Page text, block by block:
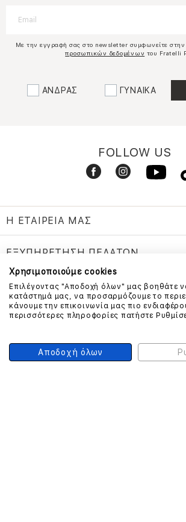
Με την εγγραφή σας στο newsletter συμφωνείτε στην
προσωπικών δεδομένων του Fratelli
ΑΝΔΡΑΣ ΓΥΝΑΙΚΑ
FOLLOW US
Η ΕΤΑΙΡΕΙΑ ΜΑΣ
ΕΞΥΠΗΡΕΤΗΣΗ ΠΕΛΑΤΩΝ
ΕΠΙΚΟΙΝΩΝΗΣΤΕ ΜΑΖΙ
210 999 4510
Χρησιμοποιούμε cookies
Επιλέγοντας "Αποδοχή όλων" μας βοηθάτε
κατάστημά μας, να προσαρμόζουμε το
κάνουμε την επικοινωνία μας πιο
περισσότερες πληροφορίες πατήστε
Αποδοχή όλων